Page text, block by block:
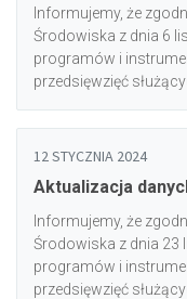
<a href="/files/
2 - Słowniki</a>).<br/
w nowododawanych
Informujemy, że
Środowiska z dnia 6
programów i
przedsięwzięć
został
„Program” w
wartości słownikowe
Załącznik 2 -
zmian w
12 STYCZNIA 2024
Aktualizacja
Informujemy, że
Środowiska z dnia 23
programów i
przedsięwzięć